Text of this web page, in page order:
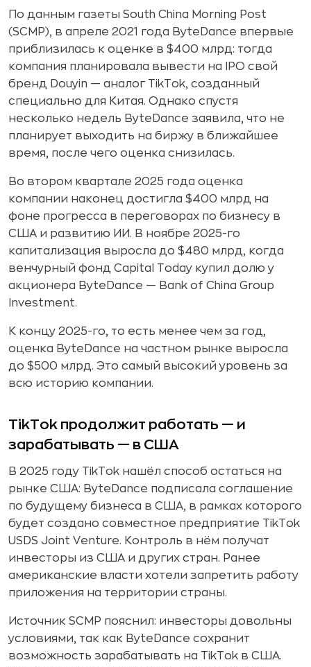
По данным газеты South China Morning Post
(SCMP), в апреле 2021 года ByteDance впервые
приблизилась к оценке в $400 млрд: тогда
компания планировала вывести на IPO свой
бренд Douyin — аналог TikTok, созданный
специально для Китая. Однако спустя
несколько недель ByteDance заявила, что не
планирует выходить на биржу в ближайшее
время, после чего оценка снизилась.
Во втором квартале 2025 года оценка
компании наконец достигла $400 млрд на
фоне прогресса в переговорах по бизнесу в
США и развитию ИИ. В ноябре 2025-го
капитализация выросла до $480 млрд, когда
венчурный фонд Capital Today купил долю у
акционера ByteDance — Bank of China Group
Investment.
К концу 2025-го, то есть менее чем за год,
оценка ByteDance на частном рынке выросла
до $500 млрд. Это самый высокий уровень за
всю историю компании.
TikTok продолжит работать — и
зарабатывать — в США
В 2025 году TikTok нашёл способ остаться на
рынке США: ByteDance подписала соглашение
по будущему бизнеса в США, в рамках которого
будет создано совместное предприятие TikTok
USDS Joint Venture. Контроль в нём получат
инвесторы из США и других стран. Ранее
американские власти хотели запретить работу
приложения на территории страны.
Источник SCMP пояснил: инвесторы довольны
условиями, так как ByteDance сохранит
возможность зарабатывать на TikTok в США.